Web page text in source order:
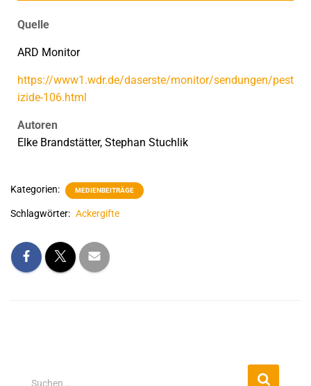
Quelle
ARD Monitor
https://www1.wdr.de/daserste/monitor/sendungen/pest
izide-106.html
Autoren
Elke Brandstätter, Stephan Stuchlik
Kategorien: MEDIENBEITRÄGE
Schlagwörter: Ackergifte
Suchen …